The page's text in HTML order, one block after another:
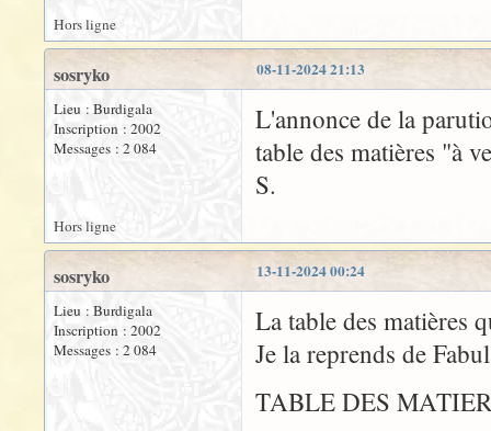
Hors ligne
08-11-2024 21:13
sosryko
Lieu : Burdigala
Inscription : 2002
Messages : 2 084
L'annonce de la
table des matières "à
S.
Hors ligne
13-11-2024 00:24
sosryko
Lieu : Burdigala
Inscription : 2002
Messages : 2 084
La table des matières
Je la reprends de
TABLE DES